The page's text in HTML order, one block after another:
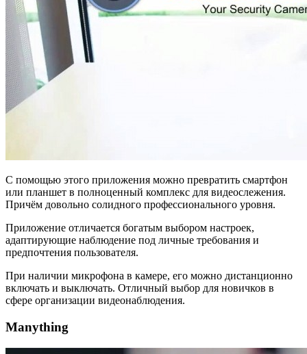
С помощью этого приложения можно превратить смартфон
или планшет в полноценный комплекс для видеослежения.
Причём довольно солидного профессионального уровня.
Приложение отличается богатым выбором настроек,
адаптирующие наблюдение под личные требования и
предпочтения пользователя.
При наличии микрофона в камере, его можно дистанционно
включать и выключать. Отличный выбор для новичков в
сфере организации видеонаблюдения.
Manything